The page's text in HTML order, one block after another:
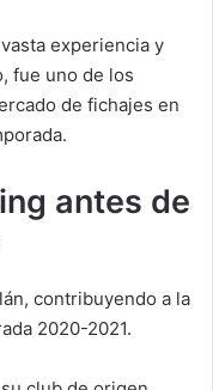
experiencia y
fue uno de los
de fichajes en
antes de
contribuyendo a la
2020-2021.